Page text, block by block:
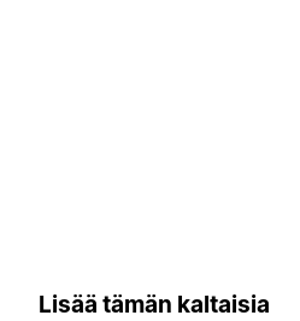
Lisää tämän kaltaisia